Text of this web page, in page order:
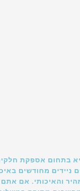
בתחום אספקת
ניידים מחודשים
והאיכותי. אם